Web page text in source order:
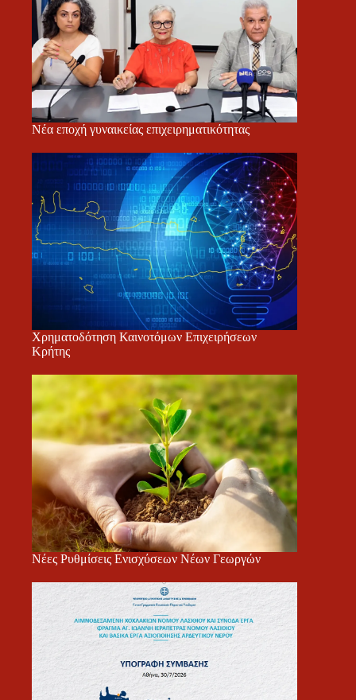
Νέα εποχή γυναικείας επιχειρηματικότητας
Χρηματοδότηση Καινοτόμων Επιχειρήσεων
Κρήτης
Νέες Ρυθμίσεις Ενισχύσεων Νέων Γεωργών